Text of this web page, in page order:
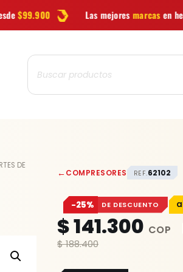
Las mejores marcas en herramientas
Búsqueda
de
productos
DE
←COMPRESORES REF.62102
−25% DE DESCUENTO
$188.400
$141.300